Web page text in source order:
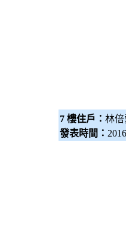
7 樓住戶： 林倍
發表時間：